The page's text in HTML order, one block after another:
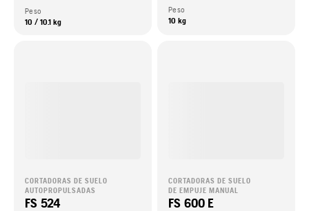
Peso
10 / 10.1 kg
Peso
10 kg
CORTADORAS DE SUELO
AUTOPROPULSADAS
FS 524
CORTADORAS DE SUELO
DE EMPUJE MANUAL
FS 600 E